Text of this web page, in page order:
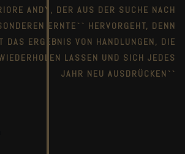
ANDY, DER AUS DER SUCHE NACH
ERNTE`` HERVORGEHT, DENN
DAS ERGEBNIS VON HANDLUNGEN, DIE
LASSEN UND SICH JEDES
JAHR NEU AUSDRÜCKEN``